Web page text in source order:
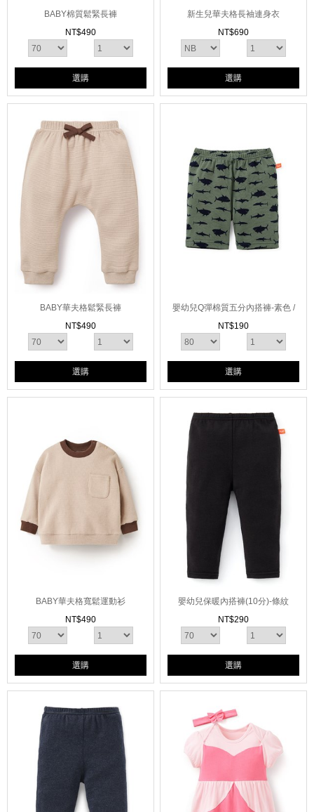
BABY棉質鬆緊長褲
NT$490
選購
新生兒華夫格長袖連身衣
NT$690
選購
BABY華夫格鬆緊長褲
NT$490
選購
嬰幼兒Q彈棉質五分內搭褲-素色 /
星星 /鯊魚
NT$190
選購
BABY華夫格寬鬆運動衫
NT$490
選購
嬰幼兒保暖內搭褲(10分)-條紋
NT$290
選購